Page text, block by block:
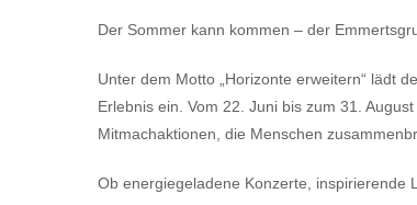
Der Sommer kann kommen – der
Unter dem Motto „Horizonte erweitern“ lädt
Erlebnis ein. Vom 22. Juni bis zum 31.
Mitmachaktionen, die Menschen
Ob energiegeladene Konzerte, inspirierende